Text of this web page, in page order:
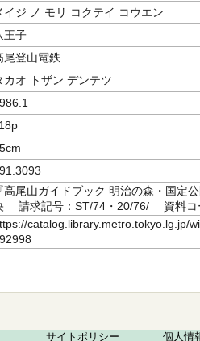
イジ ノ モリ コクテイ コウエン
王子
尾登山電鉄
カオ トザン デンテツ
『高尾山ガイドブック 明治の森・国
請求記号：ST/74・20/76/ 資料コ
catalog.library.metro.tokyo.lg.jp/
サイトポリシー 個人情